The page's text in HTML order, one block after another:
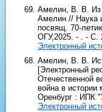
Амелин, В. В. Из
Амелин // Наука
посвящ. 70-
ОГУ,2025. - . - С.
Электронный
Амелин, В. В.
[Электронный
Отечественной
война в
Оренбург : ИПК
Электронный